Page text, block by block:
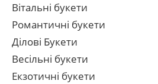
Вітальні букети
Романтичні букети
Ділові Букети
Весільні букети
Екзотичні букети